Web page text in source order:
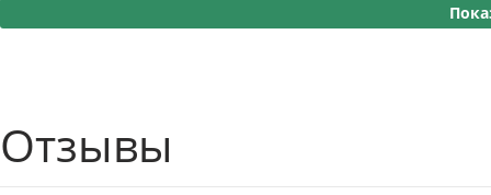
: 75
Высота: 73 см
Отзывы